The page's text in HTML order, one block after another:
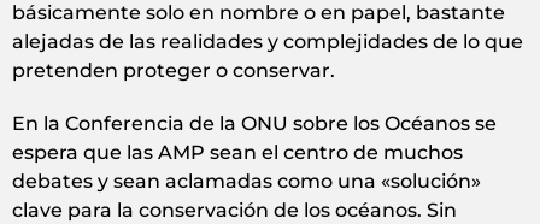
básicamente solo en nombre o en papel, bastante
alejadas de las realidades y complejidades de lo que
pretenden proteger o conservar.
En la Conferencia de la ONU sobre los Océanos se
espera que las AMP sean el centro de muchos
debates y sean aclamadas como una «solución»
clave para la conservación de los océanos. Sin